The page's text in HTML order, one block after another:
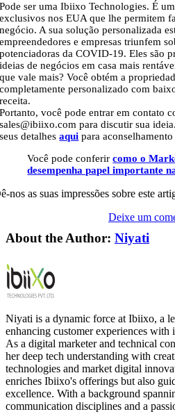
Pode ser uma Ibiixo Technologies. É
exclusivos nos EUA que lhe permitem
negócio. A sua solução personalizada
empreendedores e empresas triunfem
potenciadoras da COVID-19. Eles são
ideias de negócios em casa mais
que vale mais? Você obtém a
completamente personalizado com
receita.
Portanto, você pode entrar em contato
sales@ibiixo.com para discutir sua
seus detalhesaqui para
Você pode conferircomo o
desempenha papel importante
nos as suas impressões sobre este
Deixe um
About the Author: Niyati
Niyati is a dynamic force at Ibiixo, a
enhancing customer experiences
As a digital marketer and technical
her deep tech understanding with
technologies and market digital
enriches Ibiixo's offerings but also
excellence. With a background
communication disciplines and a